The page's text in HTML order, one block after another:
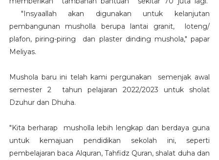
"Insyaallah akan digunakan untuk kelanjutan
pembangunan musholla berupa lantai granit, loteng/
plafon, piring-piring dan plaster dinding mushola," papar
Meliyas.
Mushola baru ini telah kami pergunakan semenjak awal
semester 2 tahun pelajaran 2022/2023 untuk sholat
Dzuhur dan Dhuha.
"Kita berharap musholla lebih lengkap dan berdaya guna
untuk kemajuan pendidikan sekolah ini, seperti
pembelajaran baca Alquran, Tahfidz Quran, shalat duha dan